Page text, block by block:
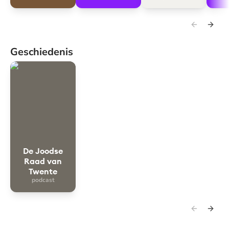
Geschiedenis
podcast
De Joodse
Raad van
Twente
De Joodse Raad van Twente